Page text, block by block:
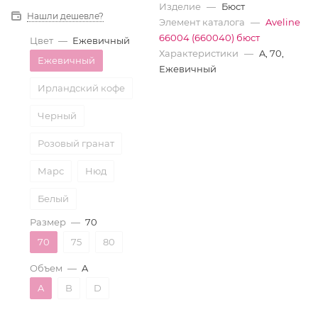
Нашли дешевле?
Цвет — Ежевичный
Ежевичный
Ирландский кофе
Черный
Розовый гранат
Марс Нюд
Белый
Ночной ирис
Бежевый
Ночная тень
Размер — 70
70
75 80
Объем — A
A
B D
Изделие — Бюст
Элемент каталога — Aveline
66004 (660040) бюст
Характеристики — A, 70,
Ежевичный